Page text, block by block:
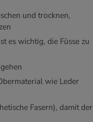
und trocknen,
es wichtig, die Füsse zu
wie Leder
Fasern), damit der